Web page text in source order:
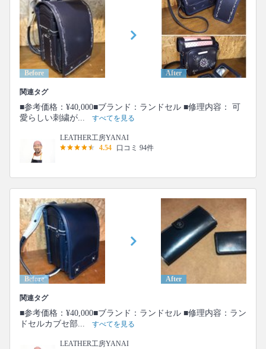
Before After
関連タグ
■参考価格：¥40,000■ブランド：ランドセル ■修理内容： 可
愛らしい刺繍が...
すべてを見る
LEATHER工房YANAI
4.54
口コミ 94件
Before After
関連タグ
■参考価格：¥40,000■ブランド：ランドセル ■修理内容：ラン
ドセルカブセ部...
すべてを見る
LEATHER工房YANAI